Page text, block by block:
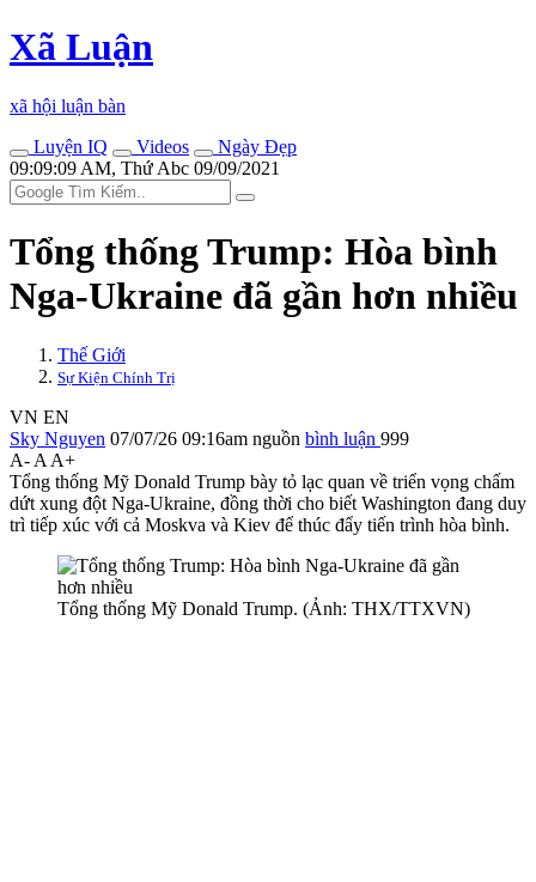
Xã Luận
xã hội luận bàn
Luyện IQ
Videos
Ngày Đẹp
09:09:09 AM, Thứ Abc 09/09/2021
Tổng thống Trump: Hòa bình
Nga-Ukraine đã gần hơn nhiều
Thế Giới
Sự Kiện Chính Trị
VN EN
Sky Nguyen 07/07/26 09:16am nguồn bình luận 999
A- A A+
Tổng thống Mỹ Donald Trump bày tỏ lạc quan về triển vọng chấm
dứt xung đột Nga-Ukraine, đồng thời cho biết Washington đang duy
trì tiếp xúc với cả Moskva và Kiev để thúc đẩy tiến trình hòa bình.
Tổng thống Mỹ Donald Trump. (Ảnh: THX/TTXVN)